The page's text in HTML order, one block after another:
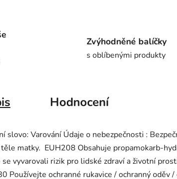
Zvýhodněné balíčky
s oblíbenými produkty
Hodnocení
slovo: Varování Údaje o nebezpečnosti :
matky. EUH208 Obsahuje propamokarb-
vyvarovali rizik pro lidské zdraví a životní
Používejte ochranné rukavice / ochranný oděv